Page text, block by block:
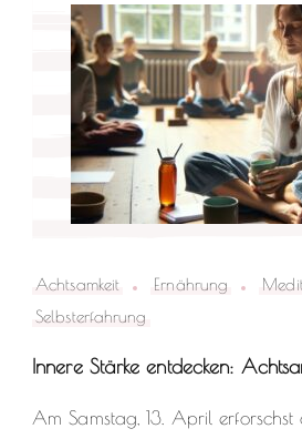
Achtsamkeit Ernährung
Selbsterfahrung
Innere Stärke entdecken:
Am Samstag, 13. April